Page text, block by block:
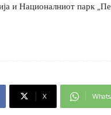
и Националниот парк
X